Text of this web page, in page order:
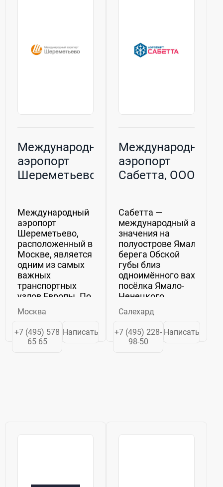
Россию. Но не ...
экономику...
Международный
аэропорт
Шереметьево,
Международный
аэропорт
Шереметьево,
расположенный в
Москве, является
одним из самых
важных
транспортных
узлов Европы. По
объему
пассажирских и
грузовых
перевозок,
Москва
+7 (495) 578
65 65
Написать
Международный
аэропорт
Сабетта, ООО
Сабетта —
международный
значения на
полуострове Ямал у
берега Обской
губы близ
одноимённого вахтового
посёлка Ямало-
Ненецкого
автономного
округа России.
аэропорта...
Салехард
+7 (495) 228-
98-50
Написать